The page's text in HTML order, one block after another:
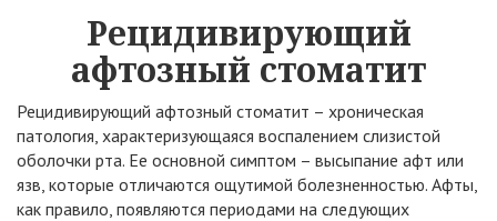
Рецидивирующий
афтозный стоматит
Рецидивирующий афтозный стоматит – хроническая
патология, характеризующаяся воспалением слизистой
оболочки рта. Ее основной симптом – высыпание афт или
язв, которые отличаются ощутимой болезненностью. Афты,
как правило, появляются периодами на следующих